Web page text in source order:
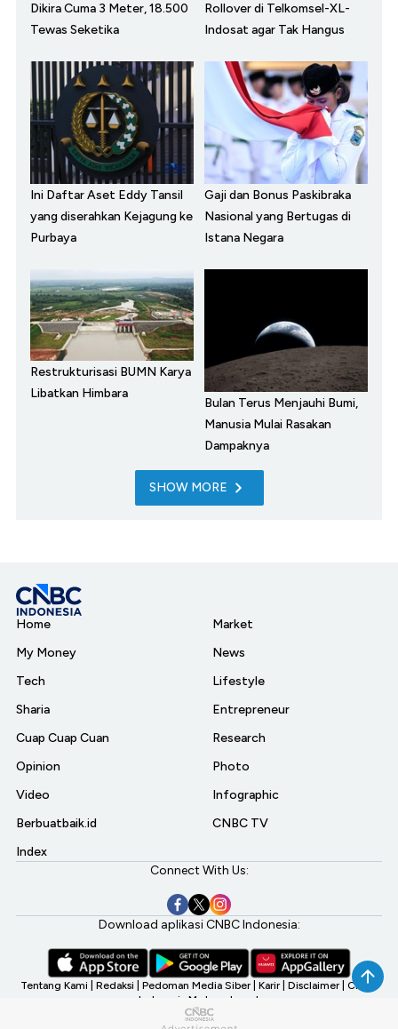
Dikira Cuma 3 Meter, 18.500
Tewas Seketika
Rollover di Telkomsel-XL-
Indosat agar Tak Hangus
Ini Daftar Aset Eddy Tansil
yang diserahkan Kejagung ke
Purbaya
Gaji dan Bonus Paskibraka
Nasional yang Bertugas di
Istana Negara
Restrukturisasi BUMN Karya
Libatkan Himbara
Bulan Terus Menjauhi Bumi,
Manusia Mulai Rasakan
Dampaknya
SHOW MORE
Home
My Money
Tech
Sharia
Cuap Cuap Cuan
Opinion
Video
Berbuatbaik.id
Index
Market
News
Lifestyle
Entrepreneur
Research
Photo
Infographic
CNBC TV
Connect With Us:
Download aplikasi CNBC Indonesia:
Tentang Kami Redaksi Pedoman Media Siber Karir Disclaimer CNBC
Indonesia My Investment
©2026 CNBC Indonesia, A Transmedia Company